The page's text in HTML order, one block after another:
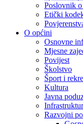
Poslovnik o
Etički
O općini
Osnovne
Mjesne
Povijest
Školstvo
Šport i
Kultura
Javna
Razvojni